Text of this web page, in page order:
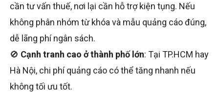
cần tư vấn thuế, nơi lại cần hỗ trợ kiện tụng. Nếu
không phân nhóm từ khóa và mẫu quảng cáo đúng,
dễ lãng phí ngân sách.
🚫 Cạnh tranh cao ở thành phố lớn: Tại TP.HCM hay
Hà Nội, chi phí quảng cáo có thể tăng nhanh nếu
không tối ưu tốt.